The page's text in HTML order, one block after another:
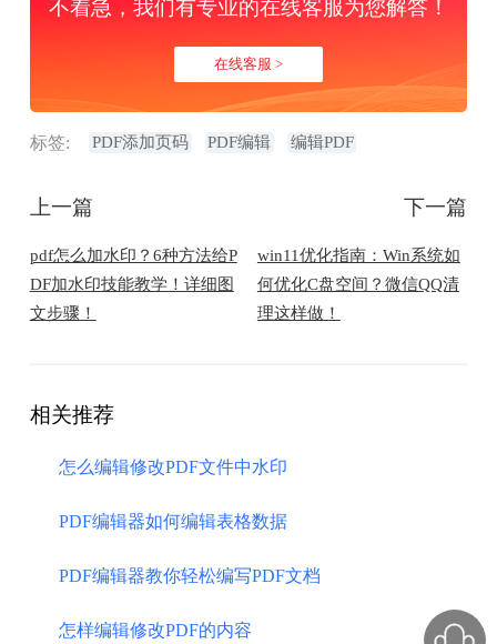
不着急，我们有专业的在线客服为您解答！
在线客服 >
标签: PDF添加页码 PDF编辑 编辑PDF
上一篇
pdf怎么加水印？6种方法给P
DF加水印技能教学！详细图
文步骤！
下一篇
win11优化指南：Win系统如
何优化C盘空间？微信QQ清
理这样做！
相关推荐
怎么编辑修改PDF文件中水印
PDF编辑器如何编辑表格数据
PDF编辑器教你轻松编写PDF文档
怎样编辑修改PDF的内容